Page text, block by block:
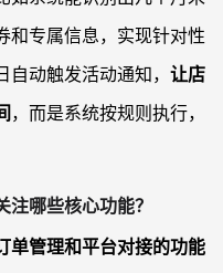
和专属信息，实现针对性
动触发活动通知， 让店
，而是系统按规则执行，
哪些核心功能？
单管理和平台对接的功能